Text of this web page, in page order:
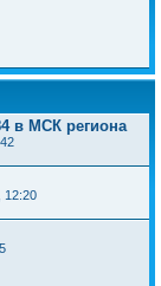
в МСК региона
12:20